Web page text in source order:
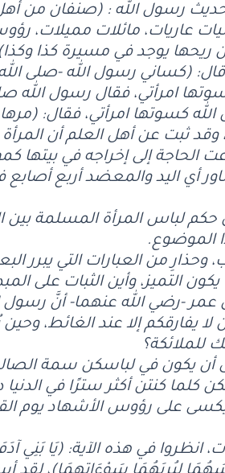
رسول الله : (صنفان من أهل
عاريات، مائلات مميلات،
ريحها يوجد في مسيرة كذا
(كساني رسول الله -صلى
امرأتي، فقال رسول الله
كسوتها امرأتي، فقال:
ثبت عن أهل العلم أن المرأة
الحاجة إلى إخراجه في بيتها
أي اليد والمعضد أربع
حكم لباس المرأة المسلمة بين
الموضوع.
وحذارِ من العبارات التي يبرر
التميز، وأين الثبات على
-رضي الله عنهما- أنَّ رسول
يفارقكم إلا عند الغائط،
للملائكة؟
يكون في لباسكن سمة
كلما كنتن أكثر سترًا في
على رؤوس الأشهاد يوم
في هذه الآية: (يَا بَنِي